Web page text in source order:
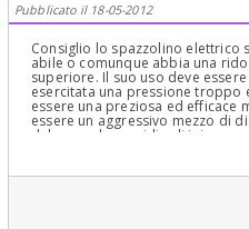
Pubblicato il 18-05-2012
Consiglio lo spazzolino elettrico
abile o comunque abbia una
superiore. Il suo uso deve
esercitata una pressione troppo
essere una preziosa ed efficace
essere un aggressivo mezzo di
del normale presidio di igiene
degli insegnamenti migliori che
ovviamente per quel che
intende. Cordiali saluti.